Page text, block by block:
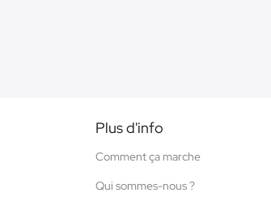
Plus d'info
Comment ça marche
Qui sommes-nous ?